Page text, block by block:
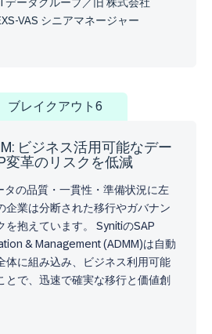
VAS シニアマネージャー
ブレイクアウト6
ビジネス活用可能なデー
変革のリスクを低減
タの品質・一貫性・準備状況に左
企業は分断された移行やガバナン
を抱えています。 SynitiのSAP
& Management (ADMM)は自動
体に組み込み、ビジネス利用可能
とで、迅速で確実な移行と価値創